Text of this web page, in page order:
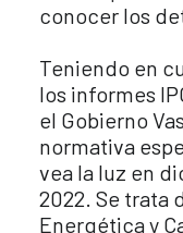
conocer los
Teniendo en
los informes
el Gobierno
normativa
vea la luz en
2022. Se trata
Energética y